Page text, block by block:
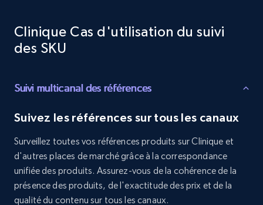
UPC
Rating, Reviews count, Initial price, Discount,
1.3K+ 175+ Commencer
Clinique Cas d'utilisation du suivi
des SKU
Suivi multicanal des références
Suivez les références sur tous les canaux
Surveillez toutes vos références produits sur Clinique et
d'autres places de marché grâce à la correspondance
unifiée des produits. Assurez-vous de la cohérence de la
présence des produits, de l'exactitude des prix et de la
qualité du contenu sur tous les canaux.